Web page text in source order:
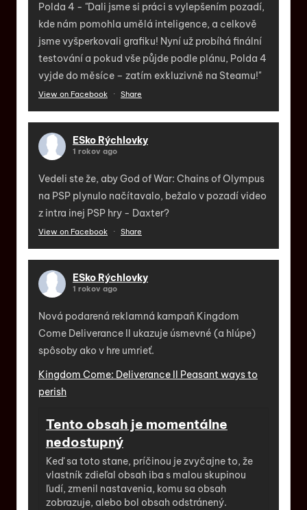
Polda 4 - "Dali jsme si práci s vylepšením pozadí,
kde nám pomohla umělá inteligence, a celkově
jsme vyšperkovali grafiku! Nyní už probíhá finální
testování a pokud vše půjde podle plánu, Polda 4
vyjde do měsíce – zatím exkluzivně na Steamu!"
View on Facebook · Share
ESko Rýchlovky
1 rokov ago
Vedeli ste že, aby God of War: Chains of Olympus
na PSP plynulo načítavalo, bežalo v pozadí video
z intra inej PSP hry - Daxter?
View on Facebook · Share
ESko Rýchlovky
1 rokov ago
Nová podarená reklamná kampaň Kingdom
Come Deliverance II ukazuje úsmevné (a hlúpe)
spôsoby ako v hre umrieť.
Kingdom Come: Deliverance II Peasant ways to
perish
Tento obsah je momentálne
nedostupný
Keď sa toto stane, príčinou je zvyčajne to, že
vlastník zdieľal obsah iba s malou skupinou
ľudí, zmenil nastavenia, komu sa obsah
zobrazuje, alebo bol obsah odstránený.